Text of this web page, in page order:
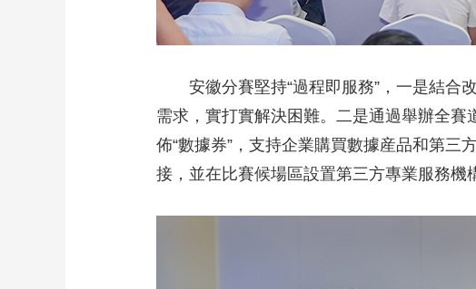
安徽分賽堅持“過程即服務”，一是結
需求，實打實解決困難。二是通過舉辦全
佈“數據券”，支持企業購買數據産品和第
接，並在比賽候場區設置第三方專業服務機